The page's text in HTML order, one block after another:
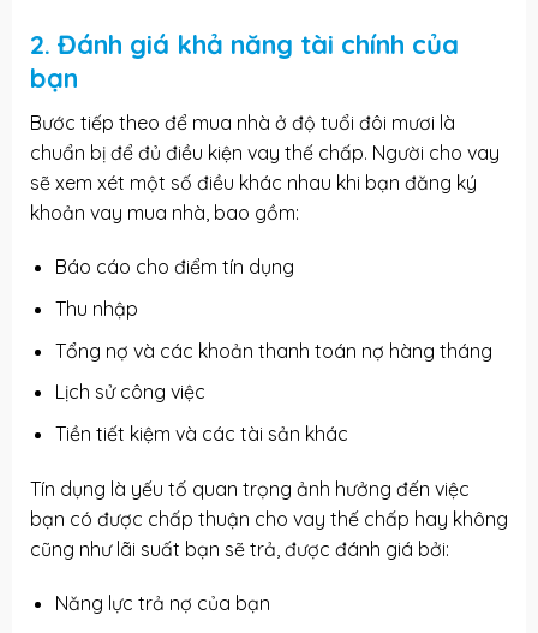
2. Đánh giá khả năng tài chính của
bạn
Bước tiếp theo để mua nhà ở độ tuổi đôi mươi là
chuẩn bị để đủ điều kiện vay thế chấp. Người cho vay
sẽ xem xét một số điều khác nhau khi bạn đăng ký
khoản vay mua nhà, bao gồm:
Báo cáo cho điểm tín dụng
Thu nhập
Tổng nợ và các khoản thanh toán nợ hàng tháng
Lịch sử công việc
Tiền tiết kiệm và các tài sản khác
Tín dụng là yếu tố quan trọng ảnh hưởng đến việc
bạn có được chấp thuận cho vay thế chấp hay không
cũng như lãi suất bạn sẽ trả, được đánh giá bởi:
Năng lực trả nợ của bạn